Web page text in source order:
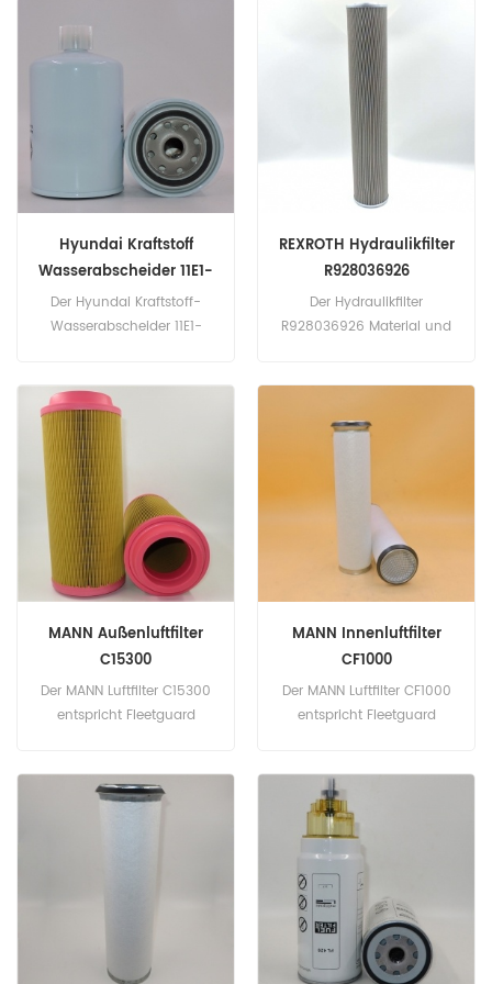
DEUTZ) Q1H4117, Gehäuse
J903640, Cummins
11E1-70010, 11E170010
Teilname: Kraftstofffilter
Marke: Hyundai
Teilenummer: 11E1-70140,
11E170140 Teilname: Ölfilter
Marke: Hyundai
Hyundai Kraftstoff
Wasserabscheider 11E1-
70210 11E170210
Der Hyundai Kraftstoff-
Wasserabscheider 11E1-
Teilenummer: 11E1-70210,
11E170210 Teilname:
Kraftstoff-
Wasserabscheider Marke:
Hyundai
REXROTH Hydraulikfilter
R928036926
Der Hydraulikfilter
R928036926 Material und
Teilname: Hydraulikfilter
MANN Außenluftfilter
C15300
Der MANN Luftfilter C15300
entspricht Fleetguard
Teilenummer: C15300
MANN Innenluftfilter
CF1000
Der MANN Luftfilter CF1000
entspricht Fleetguard
1902131, John Deere
AZ30758. Teilenummer:
CF1000 Teilname: Luftfilter
Marke: MANN